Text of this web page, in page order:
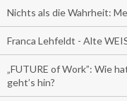
Nichts als die Wahrheit:
Franca Lehfeldt - Alte
„FUTURE of Work”: Wie
geht’s hin?